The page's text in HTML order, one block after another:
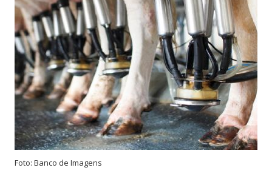
Foto: Banco de Imagens